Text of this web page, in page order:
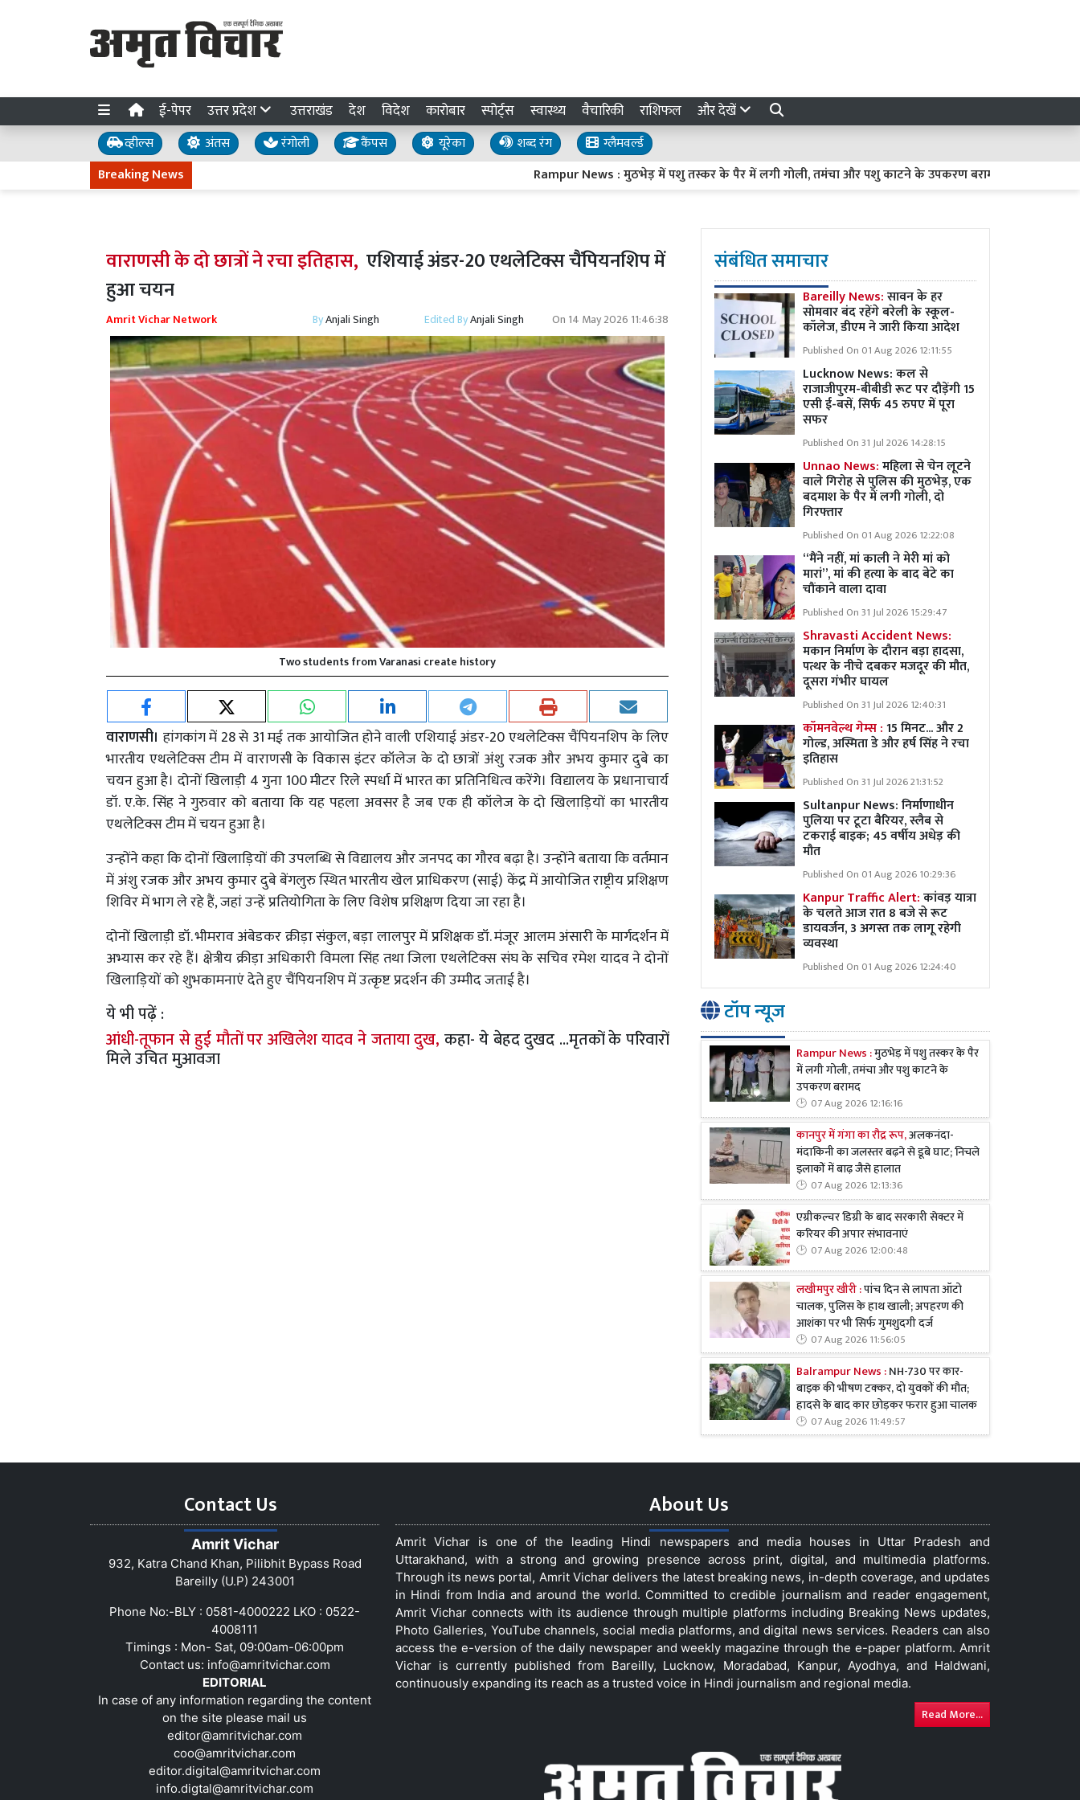
ई-पेपर उत्तर प्रदेश उत्तराखंड देश विदेश कारोबार स्पोर्ट्स स्वास्थ्य वैचारिकी राशिफल और देखें
व्हील्स अंतस रंगोली कैंपस यूरेका शब्द रंग
ग्लैमवर्ल्ड
Breaking News
Rampur News : मुठभेड़ में पशु तस्कर के पैर में लगी गोली, तमंचा और पशु काटने के उपकरण बरामद
वाराणसी के दो छात्रों ने रचा इतिहास, एशियाई अंडर-20 एथलेटिक्स चैंपियनशिप में
हुआ चयन
Amrit Vichar Network ByAnjali Singh Edited ByAnjali Singh On 14 May 2026 11:46:38
Two students from Varanasi create history
वाराणसी। हांगकांग में 28 से 31 मई तक आयोजित होने वाली एशियाई अंडर-20 एथलेटिक्स चैंपियनशिप के लिए
भारतीय एथलेटिक्स टीम में वाराणसी के विकास इंटर कॉलेज के दो छात्रों अंशु रजक और अभय कुमार दुबे का
चयन हुआ है। दोनों खिलाड़ी 4 गुना 100 मीटर रिले स्पर्धा में भारत का प्रतिनिधित्व करेंगे। विद्यालय के प्रधानाचार्य
डॉ. ए.के. सिंह ने गुरुवार को बताया कि यह पहला अवसर है जब एक ही कॉलेज के दो खिलाड़ियों का भारतीय
एथलेटिक्स टीम में चयन हुआ है।
उन्होंने कहा कि दोनों खिलाड़ियों की उपलब्धि से विद्यालय और जनपद का गौरव बढ़ा है। उन्होंने बताया कि वर्तमान
में अंशु रजक और अभय कुमार दुबे बेंगलुरु स्थित भारतीय खेल प्राधिकरण (साई) केंद्र में आयोजित राष्ट्रीय प्रशिक्षण
शिविर में भाग ले रहे हैं, जहां उन्हें प्रतियोगिता के लिए विशेष प्रशिक्षण दिया जा रहा है।
दोनों खिलाड़ी डॉ. भीमराव अंबेडकर क्रीड़ा संकुल, बड़ा लालपुर में प्रशिक्षक डॉ. मंजूर आलम अंसारी के मार्गदर्शन में
अभ्यास कर रहे हैं। क्षेत्रीय क्रीड़ा अधिकारी विमला सिंह तथा जिला एथलेटिक्स संघ के सचिव रमेश यादव ने दोनों
खिलाड़ियों को शुभकामनाएं देते हुए चैंपियनशिप में उत्कृष्ट प्रदर्शन की उम्मीद जताई है।
ये भी पढ़ें :
आंधी-तूफान से हुई मौतों पर अखिलेश यादव ने जताया दुख, कहा- ये बेहद दुखद ...मृतकों के परिवारों
मिले उचित मुआवजा
संबंधित समाचार
Bareilly News:सावन के हर
सोमवार बंद रहेंगे बरेली के स्कूल-
कॉलेज, डीएम ने जारी किया आदेश
Published On 01 Aug 2026 12:11:55
Lucknow News:कल से
राजाजीपुरम-बीबीडी रूट पर दौड़ेंगी 15
एसी ई-बसें, सिर्फ 45 रुपए में पूरा
सफर
Published On 31 Jul 2026 14:28:15
Unnao News:महिला से चेन लूटने
वाले गिरोह से पुलिस की मुठभेड़, एक
बदमाश के पैर में लगी गोली, दो
गिरफ्तार
Published On 01 Aug 2026 12:22:08
“मैंने नहीं, मां काली ने मेरी मां को
मारां”, मां की हत्या के बाद बेटे का
चौंकाने वाला दावा
Published On 31 Jul 2026 15:29:47
Shravasti Accident News:
मकान निर्माण के दौरान बड़ा हादसा,
पत्थर के नीचे दबकर मजदूर की मौत,
दूसरा गंभीर घायल
Published On 31 Jul 2026 12:40:31
कॉमनवेल्थ गेम्स :15 मिनट... और 2
गोल्ड, अस्मिता डे और हर्ष सिंह ने रचा
इतिहास
Published On 31 Jul 2026 21:31:52
Sultanpur News: निर्माणाधीन
पुलिया पर टूटा बैरियर, स्लैब से
टकराई बाइक; 45 वर्षीय अधेड़ की
मौत
Published On 01 Aug 2026 10:29:36
Kanpur Traffic Alert:कांवड़ यात्रा
के चलते आज रात 8 बजे से रूट
डायवर्जन, 3 अगस्त तक लागू रहेगी
व्यवस्था
Published On 01 Aug 2026 12:24:40
टॉप न्यूज
Rampur News :मुठभेड़ में पशु तस्कर के पैर
में लगी गोली, तमंचा और पशु काटने के
उपकरण बरामद
07 Aug 2026 12:16:16
कानपुर में गंगा का रौद्र रूप,अलकनंदा-
मंदाकिनी का जलस्तर बढ़ने से डूबे घाट; निचले
इलाकों में बाढ़ जैसे हालात
07 Aug 2026 12:13:36
एग्रीकल्चर डिग्री के बाद सरकारी सेक्टर में
करियर की अपार संभावनाएं
07 Aug 2026 12:00:48
लखीमपुर खीरी :पांच दिन से लापता ऑटो
चालक, पुलिस के हाथ खाली; अपहरण की
आशंका पर भी सिर्फ गुमशुदगी दर्ज
07 Aug 2026 11:56:05
Balrampur News :NH-730 पर कार-
बाइक की भीषण टक्कर, दो युवकों की मौत;
हादसे के बाद कार छोड़कर फरार हुआ चालक
07 Aug 2026 11:49:57
Contact Us
Amrit Vichar
932, Katra Chand Khan, Pilibhit Bypass Road
Bareilly (U.P) 243001
Phone No:-BLY : 0581-4000222 LKO : 0522-
4008111
Timings : Mon- Sat, 09:00am-06:00pm
Contact us: info@amritvichar.com
EDITORIAL
In case of any information regarding the content
on the site please mail us
editor@amritvichar.com
coo@amritvichar.com
editor.digital@amritvichar.com
info.digtal@amritvichar.com
About Us
Amrit Vichar is one of the leading Hindi newspapers and media houses in Uttar Pradesh and
Uttarakhand, with a strong and growing presence across print, digital, and multimedia platforms.
Through its news portal, Amrit Vichar delivers the latest breaking news, in-depth coverage, and updates
in Hindi from India and around the world. Committed to credible journalism and reader engagement,
Amrit Vichar connects with its audience through multiple platforms including Breaking News updates,
Photo Galleries, YouTube channels, social media platforms, and digital news services. Readers can also
access the e-version of the daily newspaper and weekly magazine through the e-paper platform. Amrit
Vichar is currently published from Bareilly, Lucknow, Moradabad, Kanpur, Ayodhya, and Haldwani,
continuously expanding its reach as a trusted voice in Hindi journalism and regional media.
Read More...